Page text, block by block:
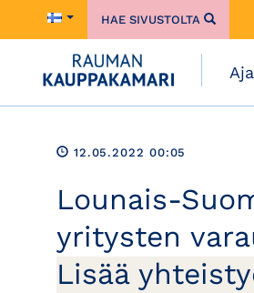
HAE SIVUSTOLTA
12.05.2022 00:05
Lounais-
yritysten
Lisää